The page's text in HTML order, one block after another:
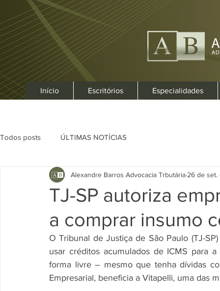
Início Escritórios Especialidades
Todos posts ÚLTIMAS NOTÍCIAS
TJ-SP autoriza
a comprar insumo
Alexandre Barros Advocacia Trbutária 26 de set.
O Tribunal de Justiça de São Paulo (TJ-
usar créditos acumulados de ICMS para
forma livre – mesmo que tenha dívidas
Empresarial, beneficia a Vitapelli, uma das